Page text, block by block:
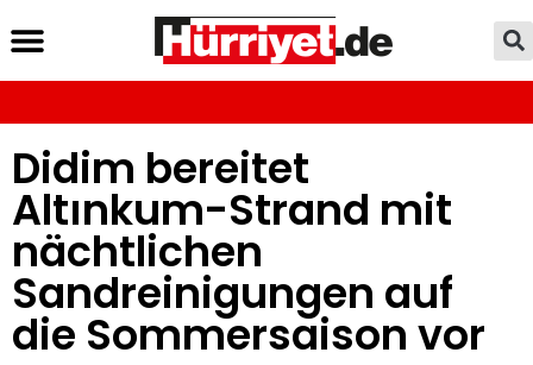
Didim bereitet
Altınkum-Strand mit
nächtlichen
Sandreinigungen auf
die Sommersaison vor